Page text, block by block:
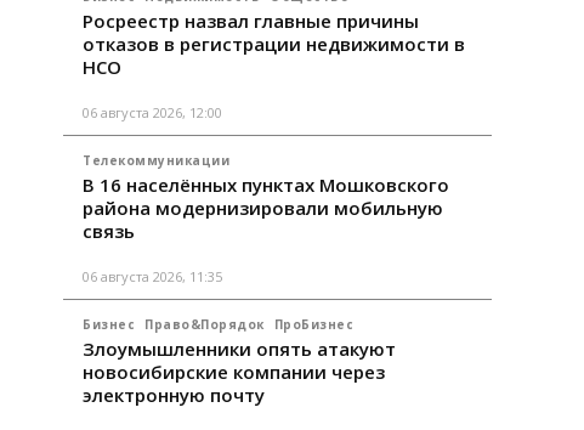
Росреестр назвал главные причины
отказов в регистрации недвижимости в
НСО
06 августа 2026, 12:00
Телекоммуникации
В 16 населённых пунктах Мошковского
района модернизировали мобильную
связь
06 августа 2026, 11:35
Бизнес Право&Порядок ПроБизнес
Злоумышленники опять атакуют
новосибирские компании через
электронную почту